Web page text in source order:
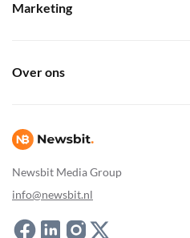
Newsbit Media Group
info@newsbit.nl
Marketing
Over ons